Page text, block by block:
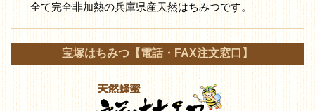
全て完全非加熱の兵庫県産天然はちみつです。
宝塚はちみつ【電話・FAX注文窓口】